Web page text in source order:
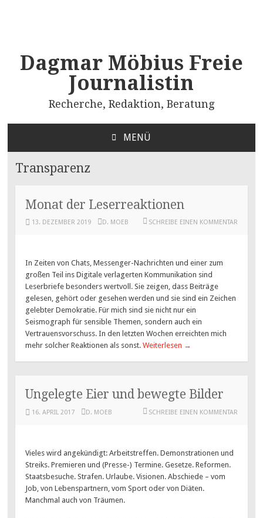
Dagmar Möbius Freie
Journalistin
Recherche, Redaktion, Beratung
MENÜ
SPRINGEN
Transparenz
Monat der Leserreaktionen
13. DEZEMBER 2019 D. MOEB SCHREIBE EINEN KOMMENTAR
In Zeiten von Chats, Messenger-Nachrichten und einer zum
großen Teil ins Digitale verlagerten Kommunikation sind
Leserbriefe besonders wertvoll. Sie zeigen, dass Beiträge
gelesen, gehört oder gesehen werden und sie sind ein Zeichen
gelebter Demokratie. Für mich sind sie nicht nur ein
Seismograph für sensible Themen, sondern auch ein
Vertrauensvorschuss. In den letzten Wochen erreichten mich
mehr solcher Reaktionen als sonst.Weiterlesen →
Ungelegte Eier und bewegte Bilder
16. APRIL 2017 D. MOEB SCHREIBE EINEN KOMMENTAR
Vieles wird angekündigt: Arbeitstreffen. Demonstrationen und
Streiks. Premieren und (Presse-) Termine. Gesetze. Reformen.
Staatsbesuche. Strafen. Urlaube. Visionen. Abschiede – vom
Job, von Lebenspartnern, vom Sport oder von Diäten.
Manchmal auch von Träumen.